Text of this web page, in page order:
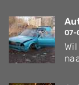
07-